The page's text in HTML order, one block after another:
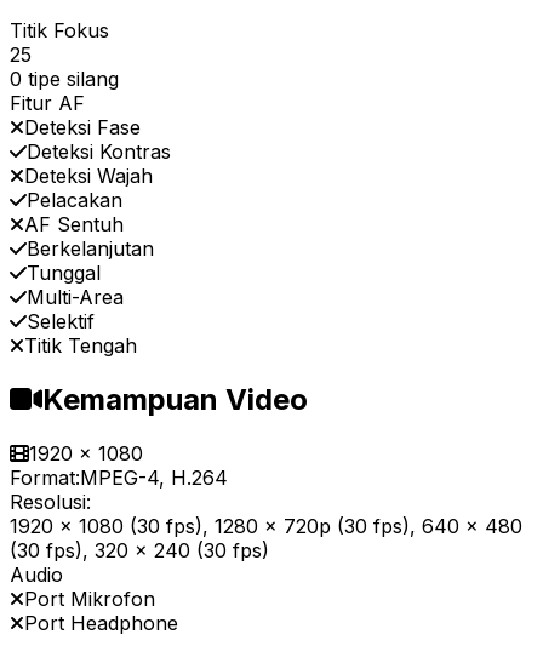
Titik Fokus
25
0 tipe silang
Fitur AF
Deteksi Fase
Deteksi Kontras
Deteksi Wajah
Pelacakan
AF Sentuh
Berkelanjutan
Tunggal
Multi-Area
Selektif
Titik Tengah
Kemampuan Video
1920 x 1080
Format:MPEG-4, H.264
Resolusi:
1920 x 1080 (30 fps), 1280 x 720p (30 fps), 640 x 480
(30 fps), 320 x 240 (30 fps)
Audio
Port Mikrofon
Port Headphone